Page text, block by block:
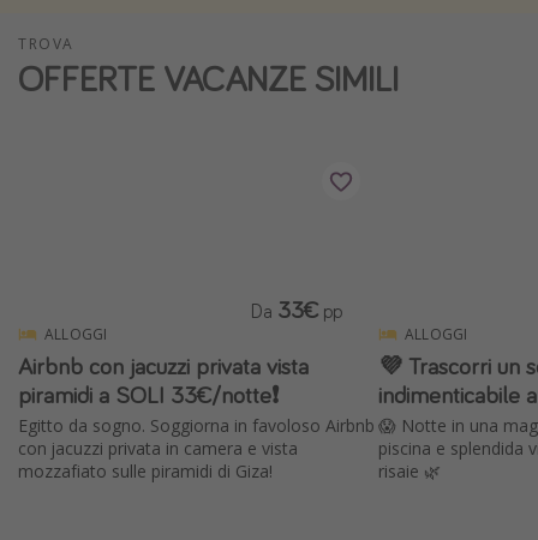
Vacanze al mare
Città più visitate
TROVA
OFFERTE VACANZE SIMILI
ALLOGGI
Airbnb con jacuzzi privata vista
piramidi a SOLI 33€/notte❗️
Egitto da sogno. Soggiorna in favoloso Airbnb
con jacuzzi privata in camera e vista
mozzafiato sulle piramidi di Giza!
Da 33€ pp
ALLOGGI
💜 Trascorri un
indimenticabile
😱 Notte in una
piscina e splendida
risaie 🌿